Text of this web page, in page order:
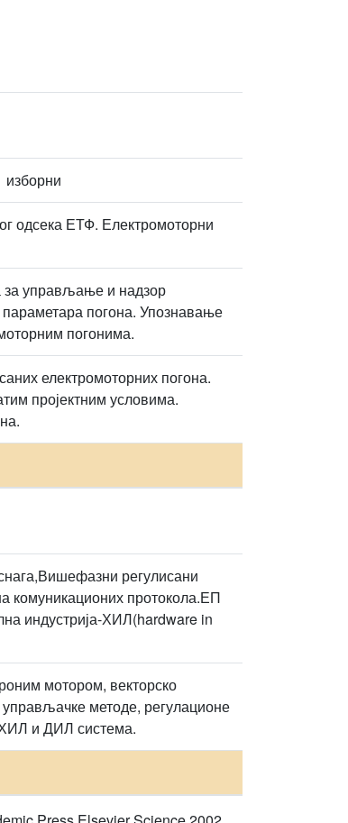
изборни
одсека ЕТФ. Електромоторни
за управљање и надзор
параметара погона. Упознавање
погонима.
електромоторних погона.
пројектним условима.
регулисани
комуникационих протокола.ЕП
индустрија-ХИЛ(hardware in
мотором, векторско
методе, регулационе
ХИЛ и ДИЛ система.